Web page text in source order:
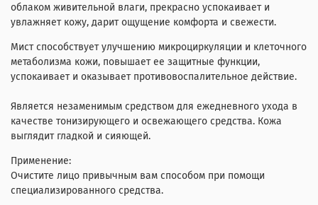
облаком живительной влаги, прекрасно успокаивает и
увлажняет кожу, дарит ощущение комфорта и свежести.
Мист способствует улучшению микроциркуляции и клеточного
метаболизма кожи, повышает ее защитные функции,
успокаивает и оказывает противовоспалительное действие.
Является незаменимым средством для ежедневного ухода в
качестве тонизирующего и освежающего средства. Кожа
выглядит гладкой и сияющей.
Применение:
Очистите лицо привычным вам способом при помощи
специализированного средства.